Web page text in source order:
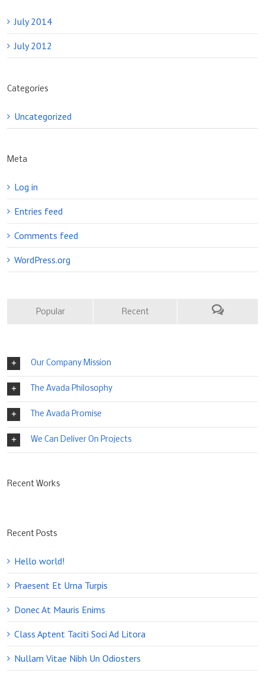
July 2014
July 2012
Categories
Uncategorized
Meta
Log in
Entries feed
Comments feed
WordPress.org
Popular Recent
Our Company Mission
The Avada Philosophy
The Avada Promise
We Can Deliver On Projects
Recent Works
Recent Posts
Hello world!
Praesent Et Urna Turpis
Donec At Mauris Enims
Class Aptent Taciti Soci Ad Litora
Nullam Vitae Nibh Un Odiosters